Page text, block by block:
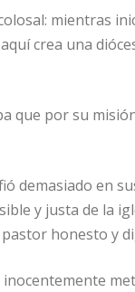
mientras
crea una
que por su
demasiado en
y justa de la
honesto y